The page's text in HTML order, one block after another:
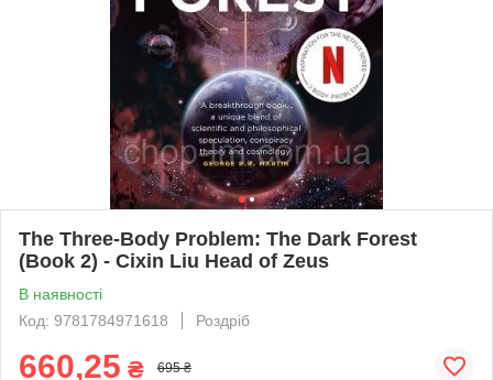
The Three-Body Problem: The Dark Forest
(Book 2) - Cixin Liu Head of Zeus
В наявності
Код: 9781784971618
Роздріб
660,25 ₴ 695 ₴